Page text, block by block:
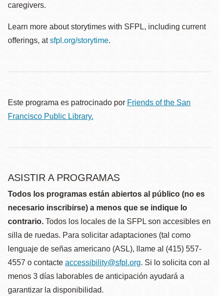
caregivers.
Learn more about storytimes with SFPL, including current
offerings, atsfpl.org/storytime.
Este programa es patrocinado por Friends of the San
Francisco Public Library.
ASISTIR A PROGRAMAS
Todos los programas están abiertos al público (no es
necesario inscribirse) a menos que se indique lo
contrario. Todos los locales de la SFPL son accesibles en
silla de ruedas. Para solicitar adaptaciones (tal como
lenguaje de señas americano (ASL), llame al (415) 557-
4557 o contacte accessibility@sfpl.org. Si lo solicita con al
menos 3 días laborables de anticipación ayudará a
garantizar la disponibilidad.